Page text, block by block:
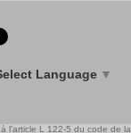
Language ▼
l'article L 122-5 du code de la